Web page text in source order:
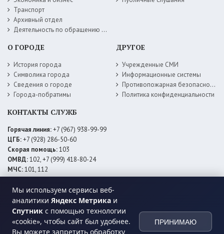
Мы используем сервисы веб-
аналитики Яндекс Метрика и
Спутник с помощью технологии
«cookie», чтобы сайт был удобнее.
Вы можете запретить обработку
ПРИНИМАЮ
Транспорт
Архивный отдел
Деятельность по обращению с животными без владельцев
О ГОРОДЕ
История города
Символика города
Сведения о городе
Города-побратимы
ДРУГОЕ
Учрежденные СМИ
Информационные системы
Противопожарная безопасность
Политика конфиденциальности
КОНТАКТЫ СЛУЖБ
Горячая линия:+7 (967) 938-99-99
ЦГБ:+7 (928) 286-50-60
Скорая помощь:103
ОМВД:102, +7 (999) 418-80-24
МЧС:101, 112
ЕДДС:+7 (928) 576-09-83
Электросети:+7 (800) 220-02-20
Даггаз:+7 (928) 980-64-04
Горводоснаб: +7 (928) 559-59-74
Теплоснаб: +7 (928) 873-27-09
МФЦ:+7 (938) 777-82-44